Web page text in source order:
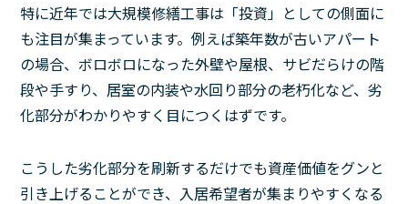
特に近年では大規模修繕工事は「投資」としての側面に
も注目が集まっています。例えば築年数が古いアパート
の場合、ボロボロになった外壁や屋根、サビだらけの階
段や手すり、居室の内装や水回り部分の老朽化など、劣
化部分がわかりやすく目につくはずです。
こうした劣化部分を刷新するだけでも資産価値をグンと
引き上げることができ、入居希望者が集まりやすくなる